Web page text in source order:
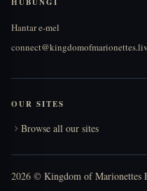
Hantar e-mel
OUR SITES
Browse all our sites
2026 © Kingdom of Marionettes